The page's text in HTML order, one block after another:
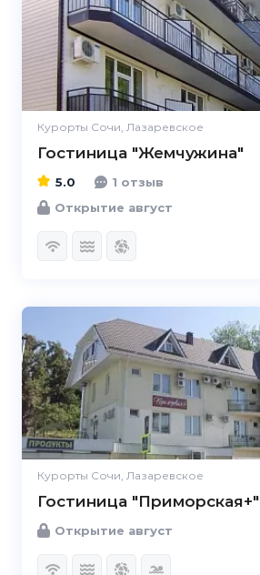
Курорты Сочи, Лазаревское
Гостиница "Жемчужина"
5.0
1 отзыв
Открытие август
Курорты Сочи, Лазаревское
Гостиница "Приморская+"
Открытие август